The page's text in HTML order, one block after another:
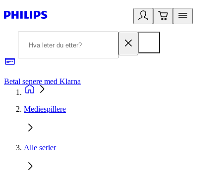
Betal senere med Klarna
Mediespillere
Alle serier